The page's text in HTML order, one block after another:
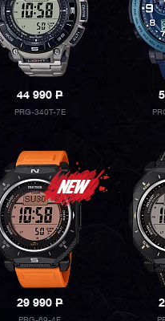
44 990P
PRG-340T-7E
29 990P